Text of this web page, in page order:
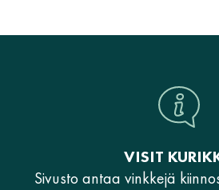
VISIT
Sivusto antaa vinkkejä